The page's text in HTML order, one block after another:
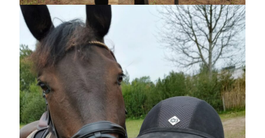
Allmänt(997)
Extrahästar(58)
Hållidej (276)
Heart of Hope
(39)
Heart Paal(216)
Idun(140)
Källhults Spotless(163)
Min Träning
(220)
Ninlil(34)
Personligt/Åsikter(161)